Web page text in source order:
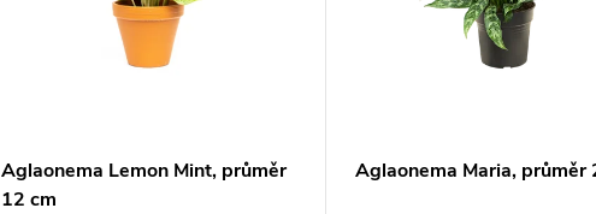
Aglaonema Lemon Mint, průměr
12 cm
Aglaonema Maria, průměr